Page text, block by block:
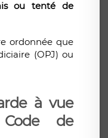
ou tenté de
ordonnée que
(OPJ) ou
à vue
de